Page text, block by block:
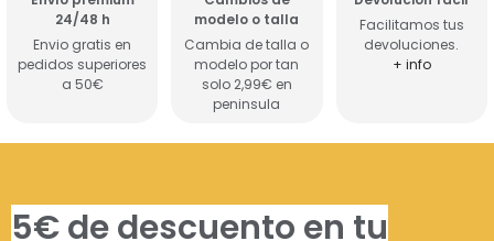
24/48 h
Envio gratis en
pedidos superiores
a 50€
modelo o talla
Cambia de talla o
modelo por tan
solo 2,99€ en
peninsula
Facilitamos tus
devoluciones.
+ info
5€ de descuento en tu